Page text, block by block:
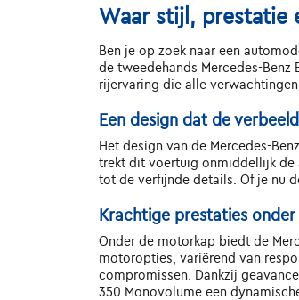
Waar stijl, prestatie
Ben je op zoek naar een
de tweedehands Mercedes-
rijervaring die alle
Een design dat de
Het design van de Mercedes-
trekt dit voertuig onmiddellijk de
tot de verfijnde details. Of je nu
Krachtige prestaties
Onder de motorkap biedt de
motoropties, variërend van
compromissen. Dankzij
350 Monovolume een